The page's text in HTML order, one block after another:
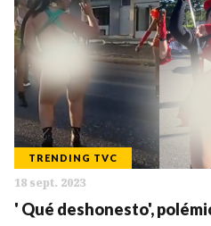
TRENDING TVC
18 sept. 2023
' Qué deshonesto',